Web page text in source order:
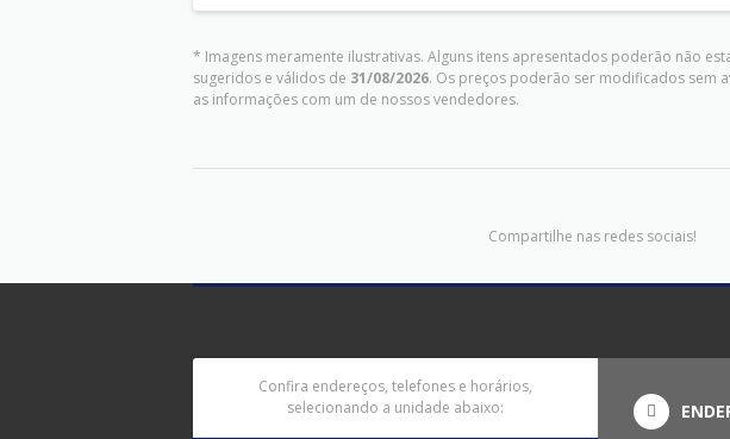
* Imagens meramente ilustrativas. Alguns itens apresentados poderão não
sugeridos e válidos de 31/08/2026. Os preços poderão ser modificados sem
as informações com um de nossos vendedores.
Compartilhe nas redes sociais!
Confira endereços, telefones e horários,
selecionando a unidade abaixo: